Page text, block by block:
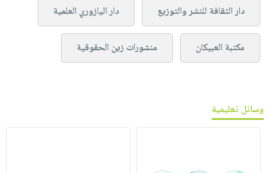
دار الثقافة للنشر والتوزيع دار اليازوري العلمية
مكتبة العبيكان منشورات زين الحقوقية
وسائل تعليمية